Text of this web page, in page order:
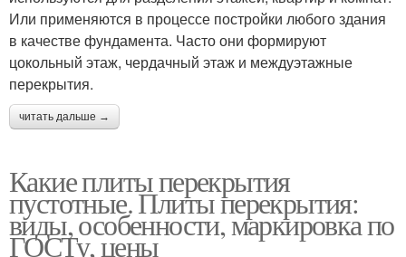
Или применяются в процессе постройки любого здания
в качестве фундамента. Часто они формируют
цокольный этаж, чердачный этаж и междуэтажные
перекрытия.
читать дальше →
Какие плиты перекрытия
пустотные. Плиты перекрытия:
виды, особенности, маркировка по
ГОСТу, цены